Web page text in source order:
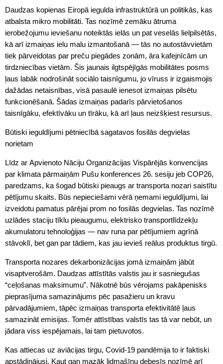
Daudzas kopienas Eiropā iegulda infrastruktūrā un politikās, kas
atbalsta mikro mobilitāti. Tas nozīmē zemāku ātruma
ierobežojumu ieviešanu noteiktās ielās un pat veselās lielpilsētās,
kā arī izmaiņas ielu malu izmantošanā — tās no autostāvvietām
tiek pārveidotas par preču piegādes zonām, āra kafejnīcām un
tirdzniecības vietām. Šis jaunais ilgtspējīgās mobilitātes posms
ļaus labāk nodrošināt sociālo taisnīgumu, jo vīruss ir izgaismojis
dažādas netaisnības, visā pasaulē ienesot izmaiņas pilsētu
funkcionēšanā. Šādas izmaiņas padarīs pārvietošanos
taisnīgāku, efektīvāku un tīrāku, kā arī ļaus neizšķiest resursus.
Būtiski ieguldījumi pētniecībā sagatavos fosilās degvielas
norietam
Līdz ar Apvienoto Nāciju Organizācijas Vispārējās konvencijas
par klimata pārmaiņām Pušu konferences 26. sesiju jeb COP26,
paredzams, ka šogad būtiski pieaugs ar transporta nozari saistītu
pētījumu skaits. Būs nepieciešami vērā ņemami ieguldījumi, lai
izveidotu pamatus pārējai prom no fosilās degvielas. Tas nozīmē
uzlādes staciju tīklu pieaugumu, elektrisko transportlīdzekļu
akumulatoru tehnoloģijas — nav runa par pētījumiem agrīnā
stāvoklī, bet gan par tādiem, kas jau ievieš reālus produktus tirgū.
Transporta nozares dekarbonizācijas jomā izmaiņām jābūt
visaptverošām. Daudzas attīstītās valstis jau ir sasniegušas
“ceļošanas maksimumu”. Nākotnē būs vērojams pakāpenisks
pieprasījuma samazinājums pēc pasažieru un kravu
pārvadājumiem, tāpēc izmaiņas transporta efektivitātē ļaus
samazināt emisijas. Tomēr attīstības valstīs tas tā var nebūt, un
jādara viss iespējamais, lai tam pietuvotos.
Kas attiecas uz aviācijas tirgu, Covid-19 pandēmija to ir faktiski
apstādinājusi. Kaut gan mazāk lidmašīnu debesīs nozīmē arī